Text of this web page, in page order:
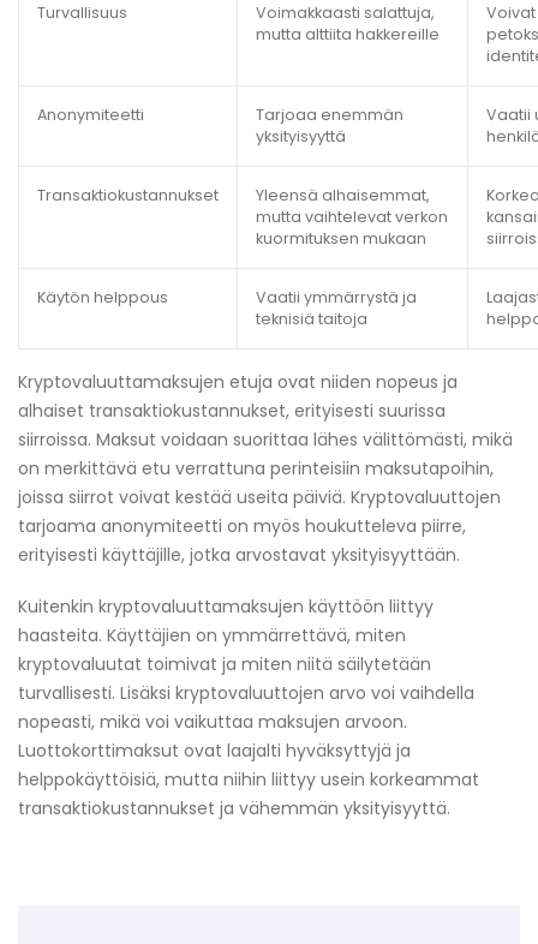
Turvallisuus
Voimakkaasti salattuja,
mutta alttiita hakkereille
Anonymiteetti
Tarjoaa enemmän
yksityisyyttä
Vaatii
Transaktiokustannukset
Yleensä alhaisemmat,
mutta vaihtelevat verkon
kuormituksen mukaan
Käytön helppous
Vaatii ymmärrystä ja
teknisiä taitoja
Kryptovaluuttamaksujen etuja ovat niiden nopeus ja
alhaiset transaktiokustannukset, erityisesti suurissa
siirroissa. Maksut voidaan suorittaa lähes välittömästi, mikä
on merkittävä etu verrattuna perinteisiin maksutapoihin,
joissa siirrot voivat kestää useita päiviä. Kryptovaluuttojen
tarjoama anonymiteetti on myös houkutteleva piirre,
erityisesti käyttäjille, jotka arvostavat yksityisyyttään.
Kuitenkin kryptovaluuttamaksujen käyttöön liittyy
haasteita. Käyttäjien on ymmärrettävä, miten
kryptovaluutat toimivat ja miten niitä säilytetään
turvallisesti. Lisäksi kryptovaluuttojen arvo voi vaihdella
nopeasti, mikä voi vaikuttaa maksujen arvoon.
Luottokorttimaksut ovat laajalti hyväksyttyjä ja
helppokäyttöisiä, mutta niihin liittyy usein korkeammat
transaktiokustannukset ja vähemmän yksityisyyttä.